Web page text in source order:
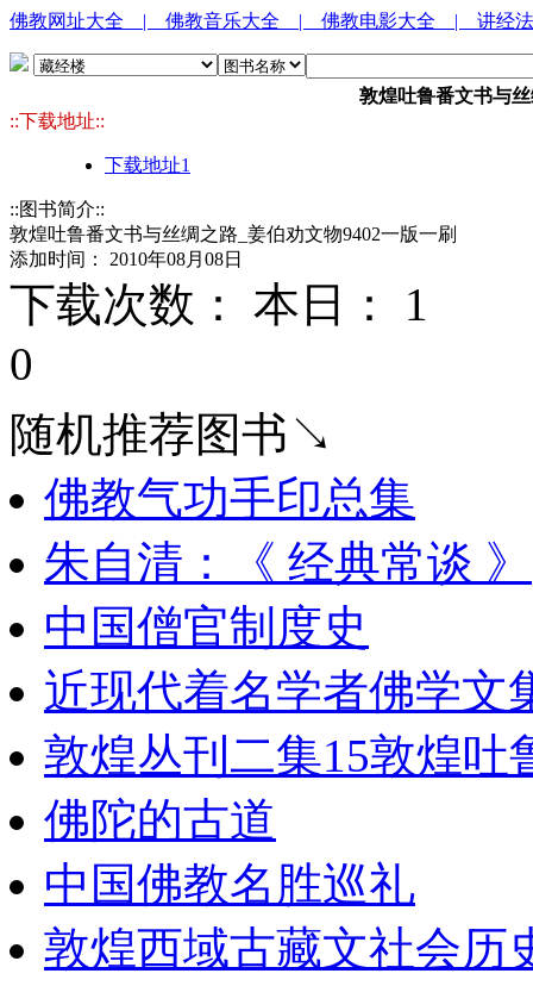
佛教网址大全 | 佛教音乐大全 | 佛教电影大全 | 讲经
敦煌吐鲁番文书与
::下载地址::
下载地址1
::图书简介::
敦煌吐鲁番文书与丝绸之路_姜伯劝文物9402一版一刷
添加时间： 2010年08月08日
下载次数： 本日： 1
0
随机推荐图书↘
佛教气功手印总集
朱自清：《 经典常谈 》
中国僧官制度史
近现代着名学者佛学文
敦煌丛刊二集15敦煌吐
佛陀的古道
中国佛教名胜巡礼
敦煌西域古藏文社会历